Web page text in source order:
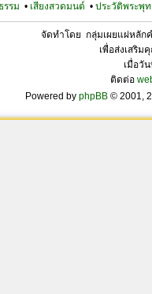
รรม • เสียงสวดมนต์ • ประวัติพระพุท
จัดทำโดย กลุ่มเผยแผ่หลัก
เพื่อส่งเสริม
เมื่อวั
ติดต่อ
Powered by phpBB © 2001,